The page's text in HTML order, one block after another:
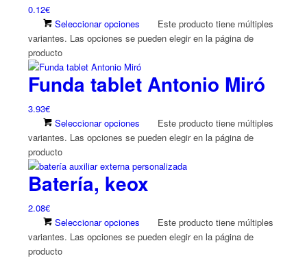
0.12€
Seleccionar opciones
Este producto tiene múltiples
variantes. Las opciones se pueden elegir en la página de
producto
Funda tablet Antonio Miró
3.93€
Seleccionar opciones
Este producto tiene múltiples
variantes. Las opciones se pueden elegir en la página de
producto
Batería, keox
2.08€
Seleccionar opciones
Este producto tiene múltiples
variantes. Las opciones se pueden elegir en la página de
producto